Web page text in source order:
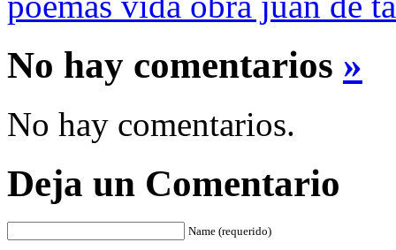
No hay comentarios »
No hay comentarios.
Deja un Comentario
Name (requerido)